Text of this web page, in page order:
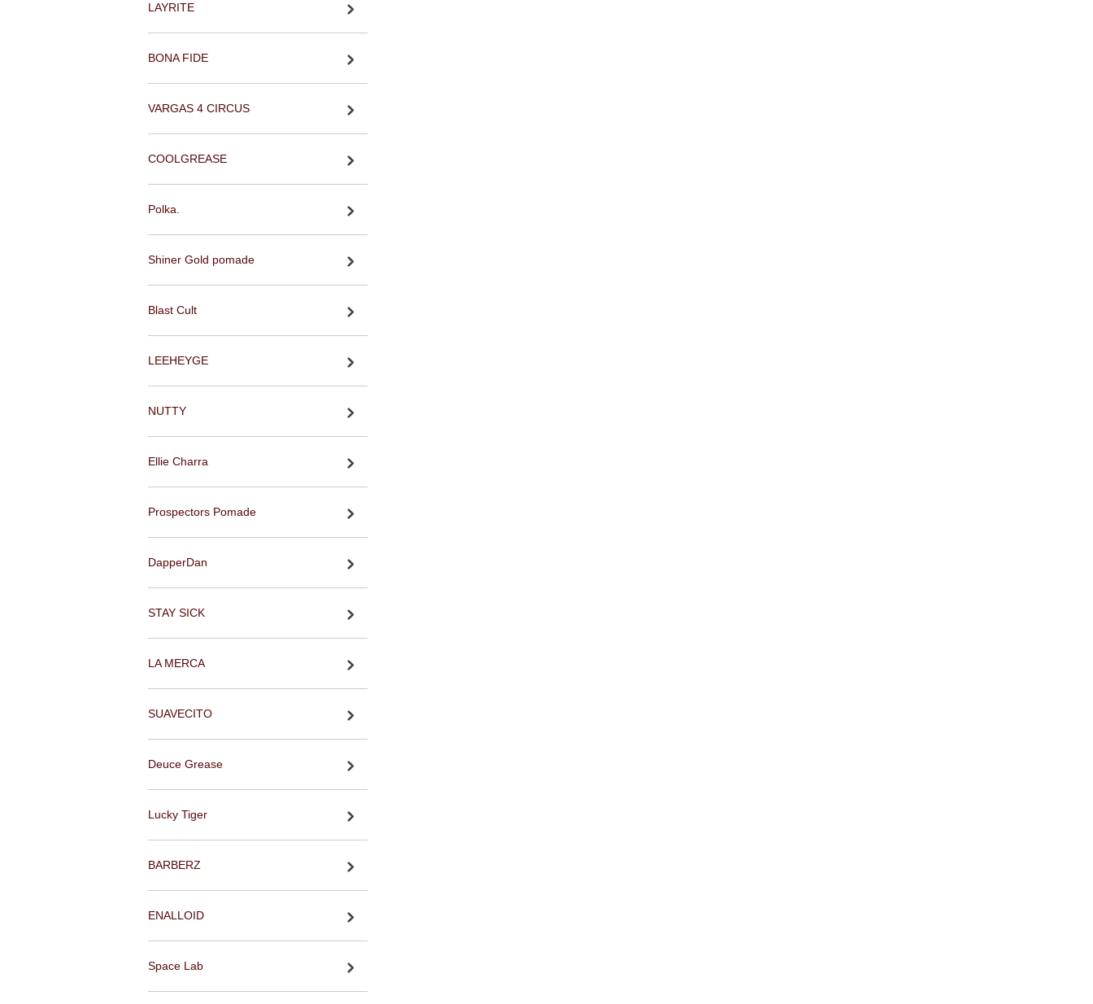
LAYRITE
BONA FIDE
VARGAS 4 CIRCUS
COOLGREASE
Polka.
Shiner Gold pomade
Blast Cult
LEEHEYGE
NUTTY
Ellie Charra
Prospectors Pomade
DapperDan
STAY SICK
LA MERCA
SUAVECITO
Deuce Grease
Lucky Tiger
BARBERZ
ENALLOID
Space Lab